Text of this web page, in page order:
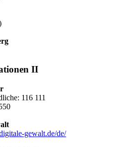
II
116 111
gewalt.de/de/